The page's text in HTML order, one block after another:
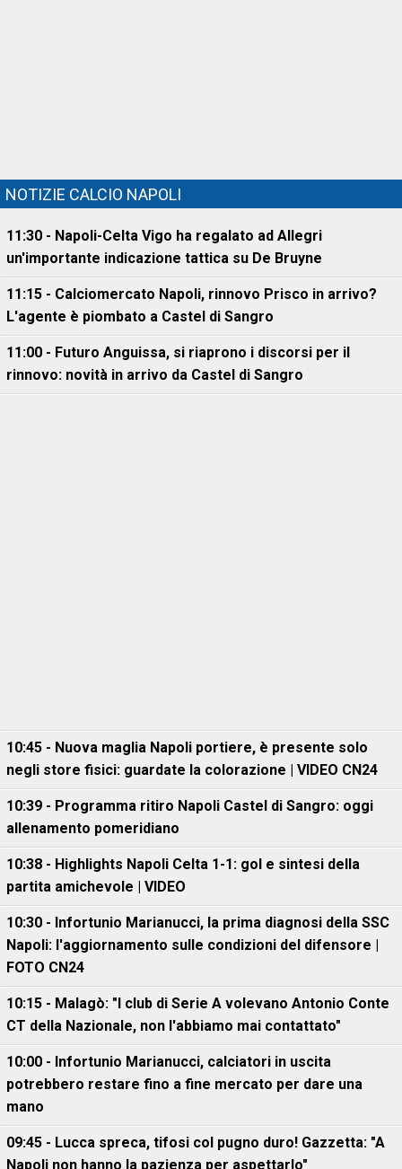
NOTIZIE CALCIO NAPOLI
11:30 - Napoli-Celta Vigo ha regalato ad Allegri
un'importante indicazione tattica su De Bruyne
11:15 - Calciomercato Napoli, rinnovo Prisco in arrivo?
L'agente è piombato a Castel di Sangro
11:00 - Futuro Anguissa, si riaprono i discorsi per il
rinnovo: novità in arrivo da Castel di Sangro
10:45 - Nuova maglia Napoli portiere, è presente solo
negli store fisici: guardate la colorazione | VIDEO CN24
10:39 - Programma ritiro Napoli Castel di Sangro: oggi
allenamento pomeridiano
10:38 - Highlights Napoli Celta 1-1: gol e sintesi della
partita amichevole | VIDEO
10:30 - Infortunio Marianucci, la prima diagnosi della SSC
Napoli: l'aggiornamento sulle condizioni del difensore |
FOTO CN24
10:15 - Malagò: "I club di Serie A volevano Antonio Conte
CT della Nazionale, non l'abbiamo mai contattato"
10:00 - Infortunio Marianucci, calciatori in uscita
potrebbero restare fino a fine mercato per dare una
mano
09:45 - Lucca spreca, tifosi col pugno duro! Gazzetta: "A
Napoli non hanno la pazienza per aspettarlo"